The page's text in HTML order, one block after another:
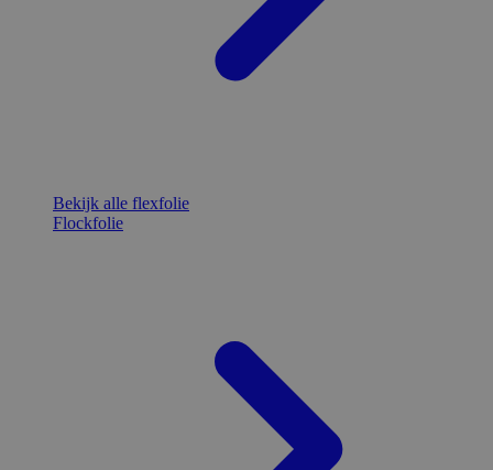
Bekijk alle flexfolie
Flockfolie